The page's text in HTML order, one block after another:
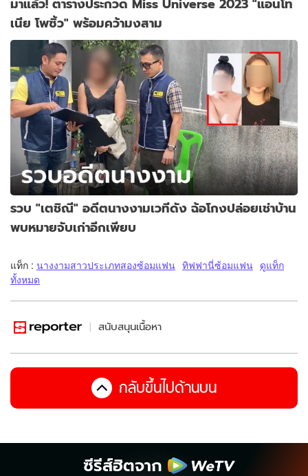
เนีย โพซิ้ว" พร้อมคว้ามงสาม
รวบ "เตชิณี" อดีตนางงามเวทีดัง ฉ้อโกงปล่อยเช่าบ้าน
พบหมายจับเก่าอีกเพียบ
แท็ก : นางงามสาวประเภทสองซ้อมแฟน ทิฟฟานี่ซ้อมแฟน ดูแท็ก
ทั้งหมด
สนับสนุนเนื้อหา
กลับขึ้นไปด้านบน
ซีรีส์ฮิตจาก